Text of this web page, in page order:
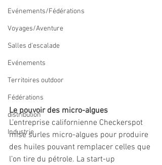
Evénements/Fédérations
Voyages/Aventure
Salles d'escalade
Evénements
Territoires outdoor
Fédérations
distribution
Industrie
Le pouvoir des micro-algues
L’entreprise californienne Checkerspot
mise surles micro-algues pour produire
des huiles pouvant remplacer celles que
l’on tire du pétrole. La start-up